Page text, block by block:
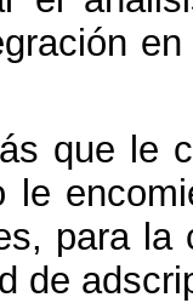
que le
le
para
de